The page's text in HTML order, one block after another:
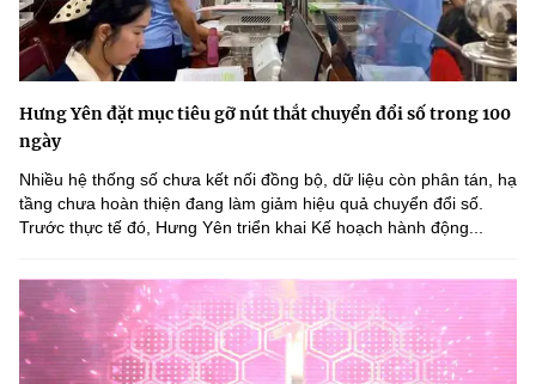
Hưng Yên đặt mục tiêu gỡ nút thắt chuyển đổi số trong 100
ngày
Nhiều hệ thống số chưa kết nối đồng bộ, dữ liệu còn phân tán, hạ
tầng chưa hoàn thiện đang làm giảm hiệu quả chuyển đổi số.
Trước thực tế đó, Hưng Yên triển khai Kế hoạch hành động...